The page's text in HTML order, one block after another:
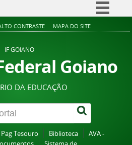
Simplifique!
Acesso à informação
Legislação
Canais
CONTRASTE MAPA DO SITE
IF GOIANO
Goiano
DA EDUCAÇÃO
Pag Tesouro Biblioteca
AVA -